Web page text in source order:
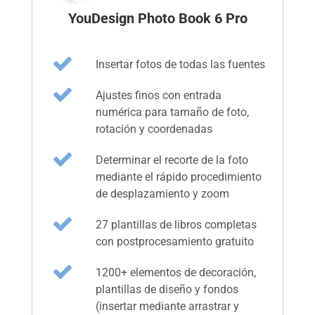
YouDesign Photo Book 6 Pro
Insertar fotos de todas las fuentes
Ajustes finos con entrada
numérica para tamaño de foto,
rotación y coordenadas
Determinar el recorte de la foto
mediante el rápido procedimiento
de desplazamiento y zoom
27 plantillas de libros completas
con postprocesamiento gratuito
1200+ elementos de decoración,
plantillas de diseño y fondos
(insertar mediante arrastrar y